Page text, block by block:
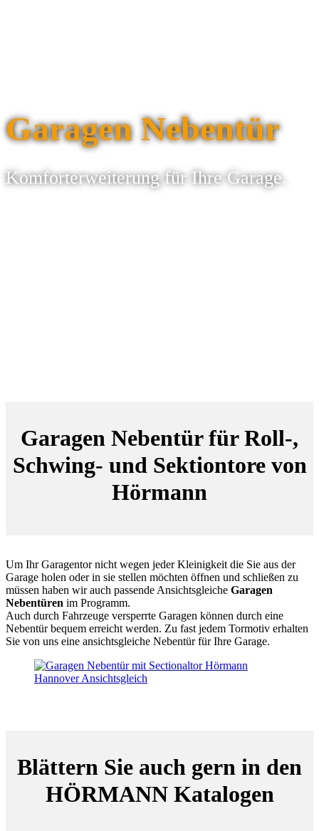
Garagen Nebentür
Komforterweiterung für Ihre Garage.
Garagen Nebentür für Roll-,
Schwing- und Sektiontore von
Hörmann
Um Ihr Garagentor nicht wegen jeder Kleinigkeit die Sie aus der
Garage holen oder in sie stellen möchten öffnen und schließen zu
müssen haben wir auch passende Ansichtsgleiche Garagen
Nebentüren im Programm.
Auch durch Fahrzeuge versperrte Garagen können durch eine
Nebentür bequem erreicht werden. Zu fast jedem Tormotiv erhalten
Sie von uns eine ansichtsgleiche Nebentür für Ihre Garage.
Blättern Sie auch gern in den
HÖRMANN Katalogen